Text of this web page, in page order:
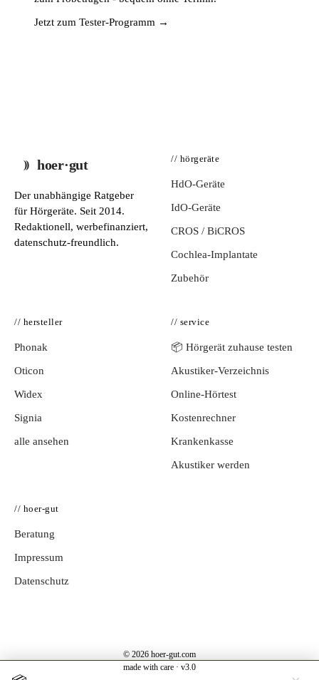
Jetzt zum Tester-Programm →
hoer·gut
Der unabhängige Ratgeber
für Hörgeräte. Seit 2014.
Redaktionell, werbefinanziert,
datenschutz-freundlich.
// hörgeräte
HdO-Geräte
IdO-Geräte
CROS / BiCROS
Cochlea-Implantate
Zubehör
// hersteller
Phonak
Oticon
Widex
Signia
alle ansehen
// service
📦 Hörgerät zuhause testen
Akustiker-Verzeichnis
Online-Hörtest
Kostenrechner
Krankenkasse
Akustiker werden
// hoer-gut
Beratung
Impressum
Datenschutz
© 2026 hoer-gut.com
made with care · v3.0